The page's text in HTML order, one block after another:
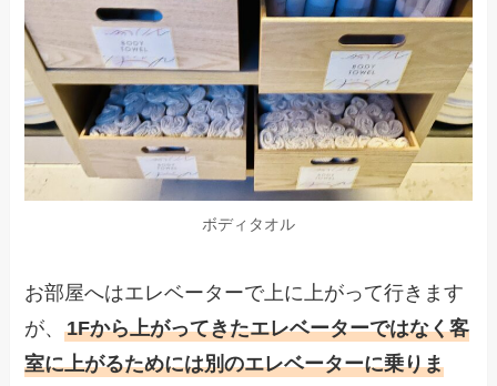
ボディタオル
お部屋へはエレベーターで上に上がって行きます
が、1Fから上がってきたエレベーターではなく客
室に上がるためには別のエレベーターに乗りま